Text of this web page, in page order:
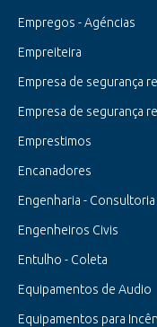
Empregos - Agéncias
Empreiteira
Empresa de segurança
Empresa de segurança
Emprestimos
Encanadores
Engenharia - Consultoria
Engenheiros Civis
Entulho - Coleta
Equipamentos de Audio
Equipamentos para